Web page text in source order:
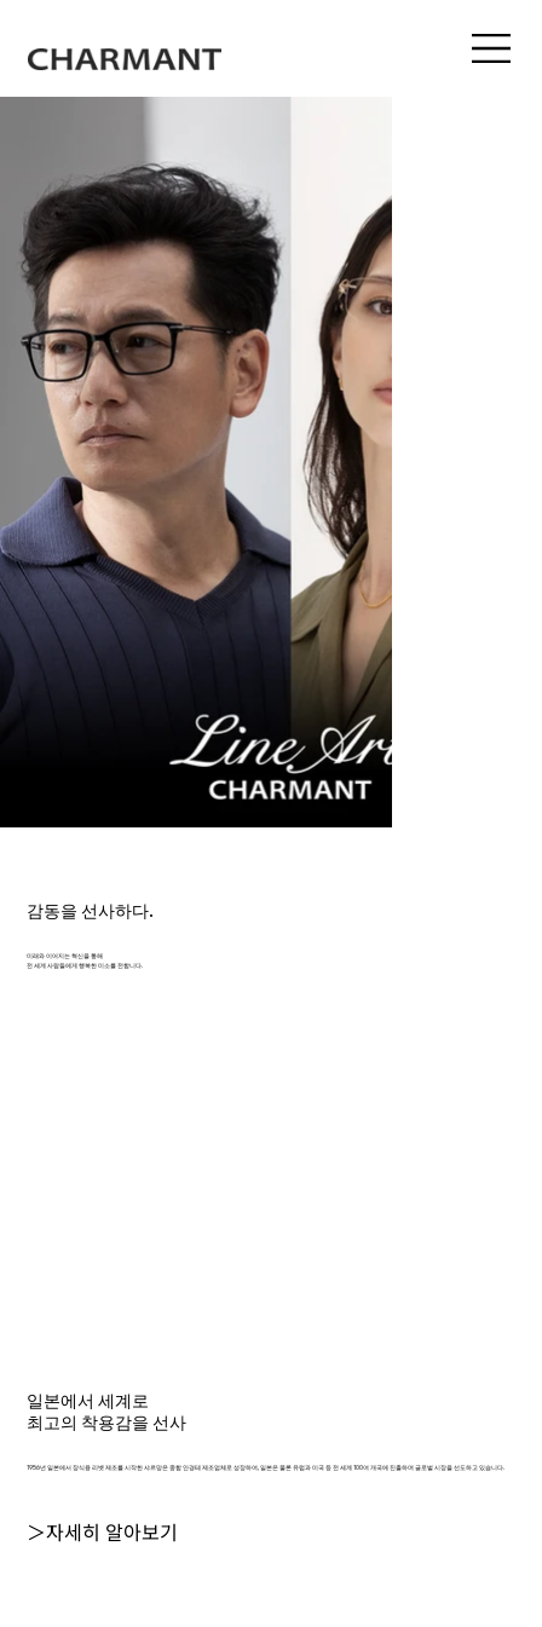
감동을 선사하다.
미래와 이어지는 혁신을 통해
전 세계 사람들에게 행복한 미소를 전합니다.
일본에서 세계로
최고의 착용감을 선사
1956년 일본에서 장식용 리벳 제조를 시작한 샤르망은 종합 안경테 제조업체로 성장하여, 일본은 물론 유럽과 미국 등 전 세계 100여 개국에 진출하며 글로벌 시장을 선도하고 있습니다.
＞자세히 알아보기